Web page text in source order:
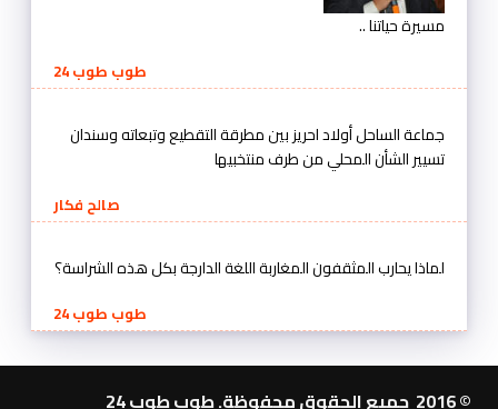
مسيرة حياتنا ..
طوب طوب 24
جماعة الساحل أولاد احريز بين مطرقة التقطيع وتبعاته وسندان
تسيير الشأن المحلي من طرف منتخبيها
صالح فكار
لماذا يحارب المثقفون المغاربة اللغة الدارجة بكل هذه الشراسة؟
طوب طوب 24
© 2016 جميع الحقوق محفوظة. طوب طوب 24